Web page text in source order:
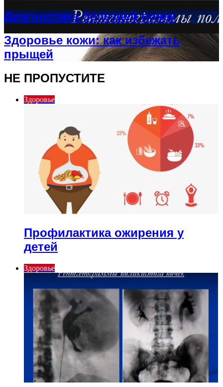
Диагностика болезней почек
Здоровье кожи: как избежать
прыщей
НЕ ПРОПУСТИТЕ
Здоровье
Профилактика ожирения у
детей
Здоровье